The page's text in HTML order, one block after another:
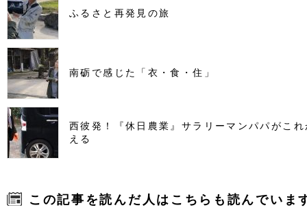
ふるさと再発見の旅
南砺で感じた「衣・食・住」
西彼発！『休日農業』サラリーマンパパがこ
える
この記事を読んだ人はこちらも読んでいま